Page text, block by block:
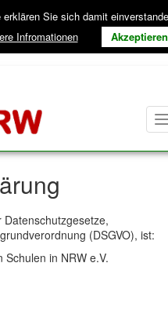
Sie sich damit
Infromationen Akzeptieren
(DSGVO), ist:
in NRW e.V.